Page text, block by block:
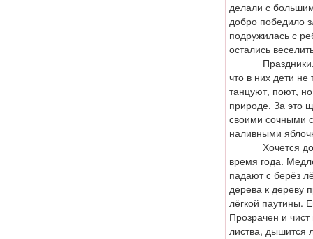
делали с
добро победило
подружилась с
остались
Праздники,
что в них дети не
танцуют, поют,
природе. За это
своими сочными
наливными
Хочется
время года.
падают с берёз
дерева к дереву
лёгкой паутины.
Прозрачен и
листва, дышится